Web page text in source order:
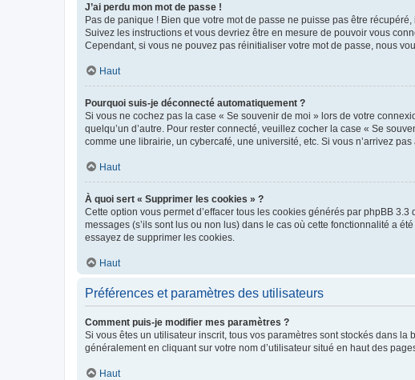
J’ai perdu mon mot de passe !
Pas de panique ! Bien que votre mot de passe ne puisse pas être
Suivez les instructions et vous devriez être en mesure de pouvoir vous
Cependant, si vous ne pouvez pas réinitialiser votre mot de passe, nous
Haut
Pourquoi suis-je déconnecté automatiquement ?
Si vous ne cochez pas la case « Se souvenir de moi » lors de votre
quelqu’un d’autre. Pour rester connecté, veuillez cocher la case « Se
comme une librairie, un cybercafé, une université, etc. Si vous n’arrivez
Haut
À quoi sert « Supprimer les cookies » ?
Cette option vous permet d’effacer tous les cookies générés par phpBB
messages (s’ils sont lus ou non lus) dans le cas où cette fonctionnalité a
essayez de supprimer les cookies.
Haut
Préférences et paramètres des utilisateurs
Comment puis-je modifier mes paramètres ?
Si vous êtes un utilisateur inscrit, tous vos paramètres sont stockés dans
généralement en cliquant sur votre nom d’utilisateur situé en haut des
Haut